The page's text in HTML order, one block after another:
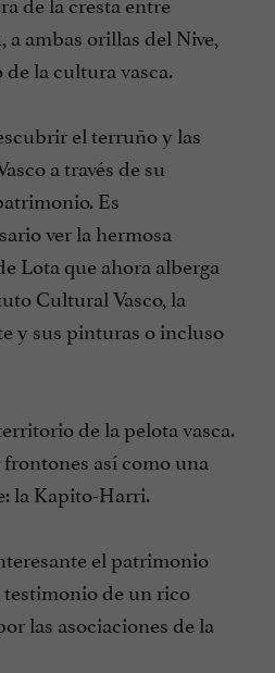
ambas orillas del Nive,
la cultura vasca.
el terruño y las
a través de su
Es
ver la hermosa
Lota que ahora alberga
Cultural Vasco, la
y sus pinturas o incluso
de la pelota vasca.
así como una
la Kapito-Harri.
el patrimonio
de un rico
las asociaciones de la